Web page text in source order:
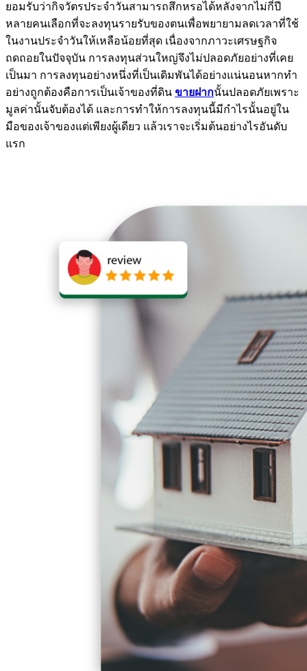
ยอมรับว่ากิจวัตรประจำวันสามารถสึกหรอได้หลังจากไม่กี่ปี
หลายคนเลือกที่จะลงทุนรายรับของตนเพื่อพยายามลดเวลาที่ใช้
ในงานประจำวันให้เหลือน้อยที่สุด เนื่องจากภาวะเศรษฐกิจ
ถดถอยในปัจจุบัน การลงทุนส่วนใหญ่จึงไม่ปลอดภัยอย่างที่เคย
เป็นมา การลงทุนอย่างหนึ่งที่เป็นเดิมพันได้อย่างแน่นอนหากทำ
อย่างถูกต้องคือการเป็นเจ้าของที่ดิน ขายฝากนั้นปลอดภัยเพราะ
มูลค่านั้นจับต้องได้ และการทำให้การลงทุนนี้มีกำไรนั้นอยู่ใน
มือของเจ้าของแต่เพียงผู้เดียว แล้วเราจะเริ่มต้นอย่างไรอันดับ
แรก